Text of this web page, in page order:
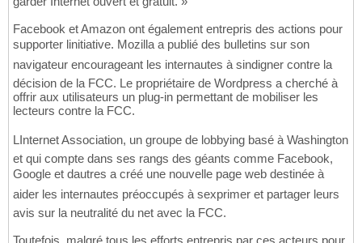
Facebook et Amazon ont également entrepris des actions pour
supporter linitiative. Mozilla a publié des bulletins sur son
navigateur encourageant les internautes à sindigner contre la
décision de la FCC. Le propriétaire de Wordpress a cherché à
offrir aux utilisateurs un plug-in permettant de mobiliser les
lecteurs contre la FCC.
LInternet Association, un groupe de lobbying basé à Washington
et qui compte dans ses rangs des géants comme Facebook,
Google et dautres a créé une nouvelle page web destinée à
aider les internautes préoccupés à sexprimer et partager leurs
avis sur la neutralité du net avec la FCC.
Toutefois, malgré tous les efforts entrepris par ces acteurs pour